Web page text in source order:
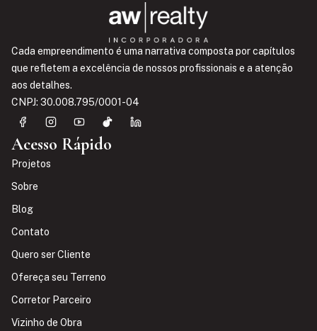
Cada empreendimento é uma narrativa composta por capítulos
que refletem a excelência de nossos profissionais e a atenção
aos detalhes.
CNPJ: 30.008.795/0001-04
Acesso Rápido
Projetos
Sobre
Blog
Contato
Quero ser Cliente
Ofereça seu Terreno
Corretor Parceiro
Vizinho de Obra